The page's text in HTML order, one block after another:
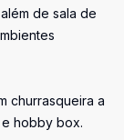
de sala de
churrasqueira a
hobby box.